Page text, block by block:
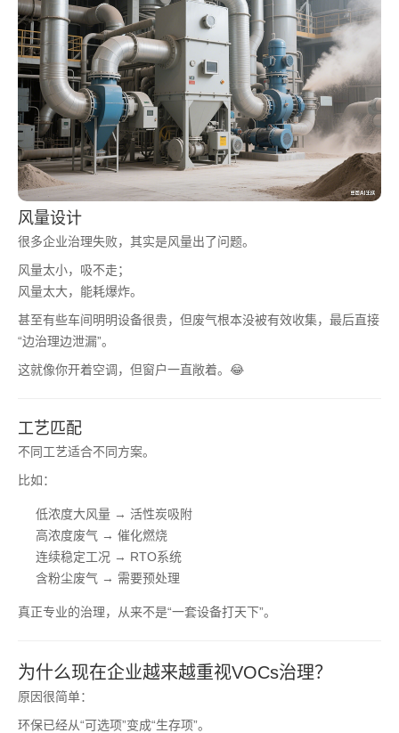
风量设计
很多企业治理失败，其实是风量出了问题。
风量太小，吸不走；
风量太大，能耗爆炸。
甚至有些车间明明设备很贵，但废气根本没被有效收集，最后直接
“边治理边泄漏”。
这就像你开着空调，但窗户一直敞着。😂
工艺匹配
不同工艺适合不同方案。
比如：
低浓度大风量 → 活性炭吸附
高浓度废气 → 催化燃烧
连续稳定工况 → RTO系统
含粉尘废气 → 需要预处理
真正专业的治理，从来不是“一套设备打天下”。
为什么现在企业越来越重视VOCs治理？
原因很简单：
环保已经从“可选项”变成“生存项”。